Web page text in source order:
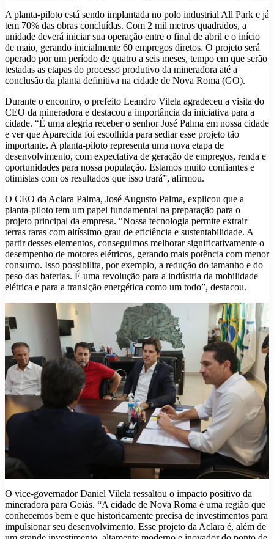
A planta-piloto está sendo implantada no polo industrial All Park e já
tem 70% das obras concluídas. Com 2 mil metros quadrados, a
unidade deverá iniciar sua operação entre o final de abril e o início
de maio, gerando inicialmente 60 empregos diretos. O projeto será
operado por um período de quatro a seis meses, tempo em que serão
testadas as etapas do processo produtivo da mineradora até a
conclusão da planta definitiva na cidade de Nova Roma (GO).
Durante o encontro, o prefeito Leandro Vilela agradeceu a visita do
CEO da mineradora e destacou a importância da iniciativa para a
cidade. “É uma alegria receber o senhor José Palma em nossa cidade
e ver que Aparecida foi escolhida para sediar esse projeto tão
importante. A planta-piloto representa uma nova etapa de
desenvolvimento, com expectativa de geração de empregos, renda e
oportunidades para nossa população. Estamos muito confiantes e
otimistas com os resultados que isso trará”, afirmou.
O CEO da Aclara Palma, José Augusto Palma, explicou que a
planta-piloto tem um papel fundamental na preparação para o
projeto principal da empresa. “Nossa tecnologia permite extrair
terras raras com altíssimo grau de eficiência e sustentabilidade. A
partir desses elementos, conseguimos melhorar significativamente o
desempenho de motores elétricos, gerando mais potência com menor
consumo. Isso possibilita, por exemplo, a redução do tamanho e do
peso das baterias. É uma revolução para a indústria da mobilidade
elétrica e para a transição energética como um todo”, destacou.
O vice-governador Daniel Vilela ressaltou o impacto positivo da
mineradora para Goiás. “A cidade de Nova Roma é uma região que
conhecemos bem e que historicamente precisa de investimentos para
impulsionar seu desenvolvimento. Esse projeto da Aclara é, além de